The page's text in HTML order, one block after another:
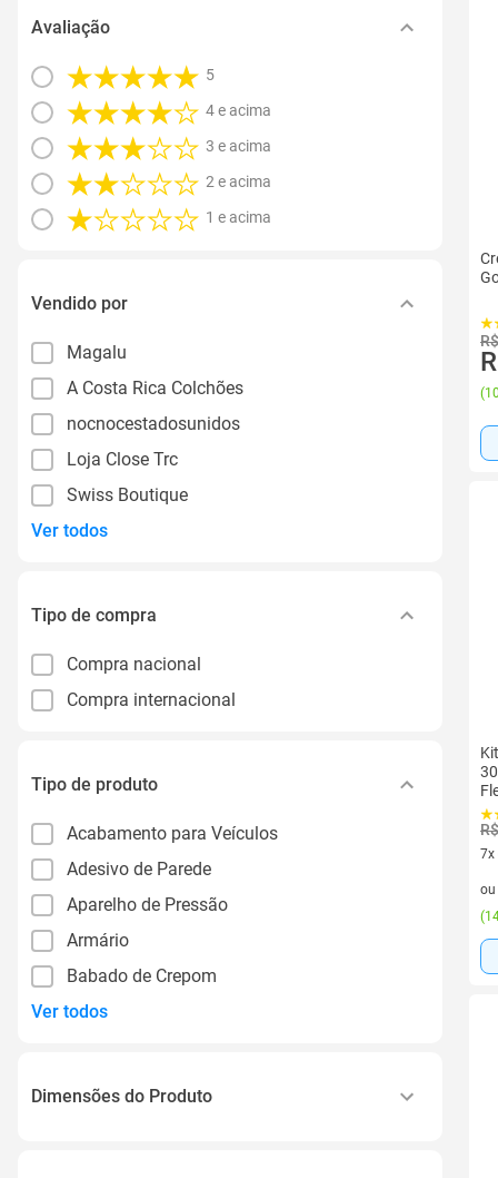
Avaliação
5
4 e acima
3 e acima
2 e acima
1 e acima
Vendido por
Magalu
A Costa Rica Colchões
nocnocestadosunidos
Loja Close Trc
Swiss Boutique
Ver todos
Tipo de compra
Compra nacional
Compra internacional
Tipo de produto
Acabamento para Veículos
Adesivo de Parede
Aparelho de Pressão
Armário
Babado de Crepom
Ver todos
Dimensões do Produto
(
7x
7
ou
(